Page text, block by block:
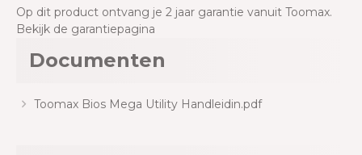
Op dit product ontvang je 2 jaar garantie vanuit Toomax.
Bekijk de garantiepagina
Documenten
Toomax Bios Mega Utility Handleidin.pdf